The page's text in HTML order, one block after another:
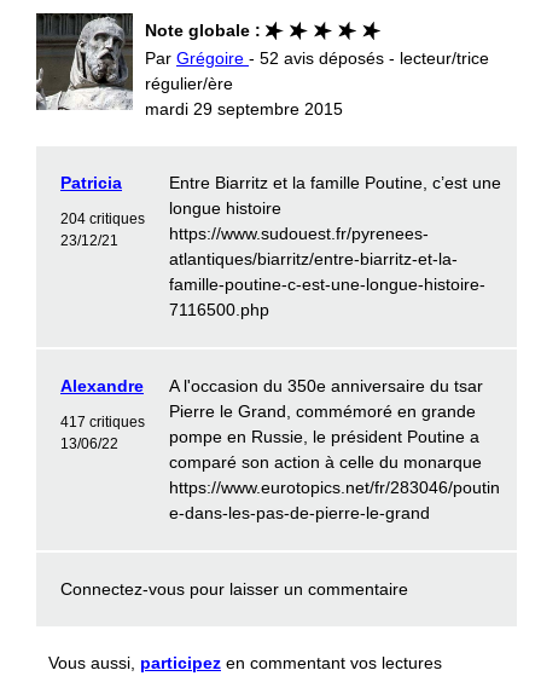
Note globale :
Par Grégoire - 52 avis déposés - lecteur/trice
régulier/ère
mardi 29 septembre 2015
Patricia
204 critiques
23/12/21
Entre Biarritz et la famille Poutine, c’est une
longue histoire
https://www.sudouest.fr/pyrenees-
atlantiques/biarritz/entre-biarritz-et-la-
famille-poutine-c-est-une-longue-histoire-
7116500.php
Alexandre
417 critiques
13/06/22
A l'occasion du 350e anniversaire du tsar
Pierre le Grand, commémoré en grande
pompe en Russie, le président Poutine a
comparé son action à celle du monarque
https://www.eurotopics.net/fr/283046/poutin
e-dans-les-pas-de-pierre-le-grand
Connectez-vous pour laisser un commentaire
Vous aussi, participez en commentant vos lectures